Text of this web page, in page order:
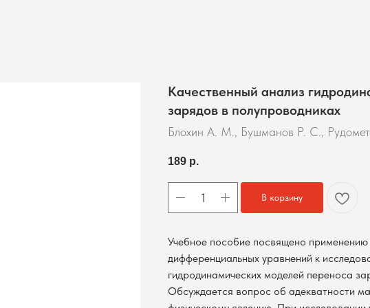
Качественный анализ
зарядов в полупроводниках
Блохин А. М., Бушманов Р. С.,
189 р.
В корзину
Учебное пособие посвящено применению
дифференциальных уравнений к
гидродинамических моделей переноса
Обсуждается вопрос об адекватности